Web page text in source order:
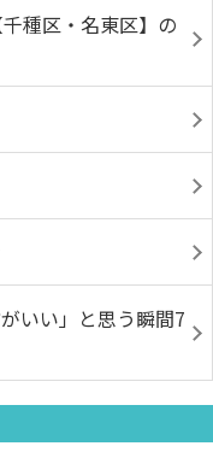
種区・名東区】の
いい」と思う瞬間7